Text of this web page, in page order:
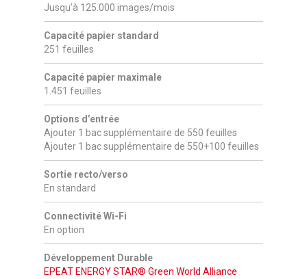
Jusqu’à 125.000 images/mois
Capacité papier standard
251 feuilles
Capacité papier maximale
1.451 feuilles
Options d’entrée
Ajouter 1 bac supplémentaire de 550 feuilles
Ajouter 1 bac supplémentaire de 550+100 feuilles
Sortie recto/verso
En standard
Connectivité Wi-Fi
En option
Développement Durable
EPEAT ENERGY STAR® Green World Alliance